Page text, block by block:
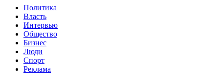
Политика
Власть
Интервью
Общество
Бизнес
Люди
Спорт
Реклама